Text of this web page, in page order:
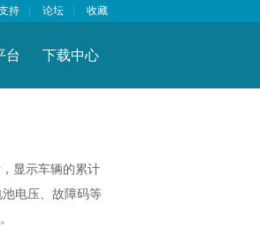
持 论坛 收藏
台 下载中心
显示车辆的累计
电压、故障码等